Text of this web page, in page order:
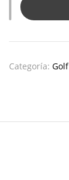
Categoría: Golf